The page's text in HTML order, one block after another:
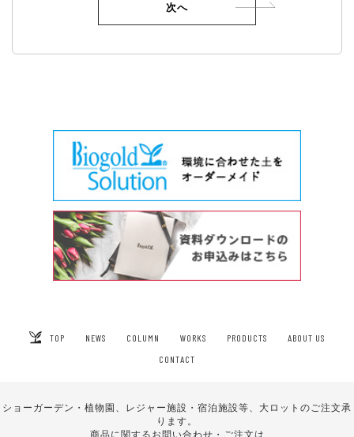
TOP NEWS COLUMN WORKS PRODUCTS
ABOUT US
CONTACT
ショーガーデン・植物園、レジャー施設・宿泊施設等、大ロットのご注文承
ります。
商品に関するお問い合わせ・ご注文は